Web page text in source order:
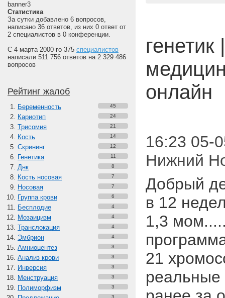
banner3
Статистика
За сутки добавлено 6 вопросов,
написано 36 ответов, из них 0 ответ от
2 специалистов в 0 конференции.
С 4 марта 2000-го 375 специалистов
написали 511 756 ответов на 2 329 486
вопросов
Рейтинг жалоб
Беременность 45
Кариотип 24
Трисомия 21
Кость 14
Скрининг 12
Генетика 11
Днк 8
Кость носовая 7
Носовая 7
Группа крови 6
Бесплодие 4
Мозаицизм 4
Транслокация 4
Эмбрион 4
Амниоцентез 3
Анализ крови 3
Инверсия 3
Менструация 3
Полиморфизм 3
3
генетик
онлайн
16:23 05-
Нижний
Добрый
в 12
1,3
21
реальные